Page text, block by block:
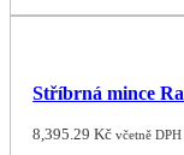
Stříbrná mince
8,395.29Kč včetně DPH